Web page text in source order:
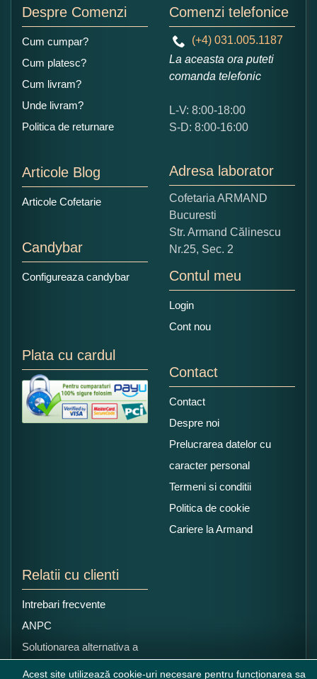
Ce nota acordati acestui produs?
5
Copiati alaturi numarul din imagine:
Despre Comenzi
Cum cumpar?
Cum platesc?
Cum livram?
Unde livram?
Politica de returnare
Articole Blog
Articole Cofetarie
Candybar
Configureaza candybar
Comenzi telefonice
(+4) 031.005.1187
La aceasta ora puteti
comanda telefonic
L-V: 8:00-18:00
S-D: 8:00-16:00
Adresa laborator
Cofetaria ARMAND
Bucuresti
Str. Armand Călinescu
Nr.25, Sec. 2
Contul meu
Login
Cont nou
Plata cu cardul
Contact
Contact
Despre noi
Prelucrarea datelor cu
caracter personal
Termeni si conditii
Politica de cookie
Cariere la Armand
Relatii cu clienti
Intrebari frecvente
ANPC
Solutionarea alternativa a
litigiilor
Acest site utilizează cookie-uri necesare pentru funcționarea sa